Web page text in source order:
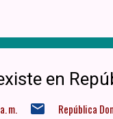
en
m. República